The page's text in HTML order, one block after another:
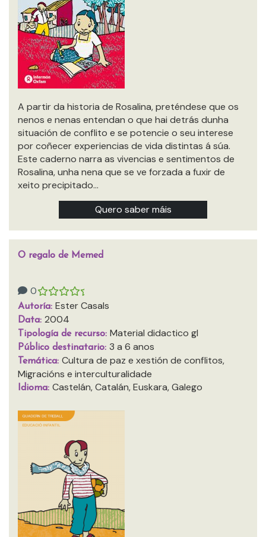
A partir da historia de Rosalina, preténdese que os
nenos e nenas entendan o que hai detrás dunha
situación de conflito e se potencie o seu interese
por coñecer experiencias de vida distintas á súa.
Este caderno narra as vivencias e sentimentos de
Rosalina, unha nena que se ve forzada a fuxir de
xeito precipitado…
Quero saber máis
O regalo de Memed
0
Autoría: Ester Casals
Data: 2004
Tipología de recurso: Material didactico gl
Público destinatario: 3 a 6 anos
Temática: Cultura de paz e xestión de conflitos,
Migracións e interculturalidade
Idioma: Castelán, Catalán, Euskara, Galego